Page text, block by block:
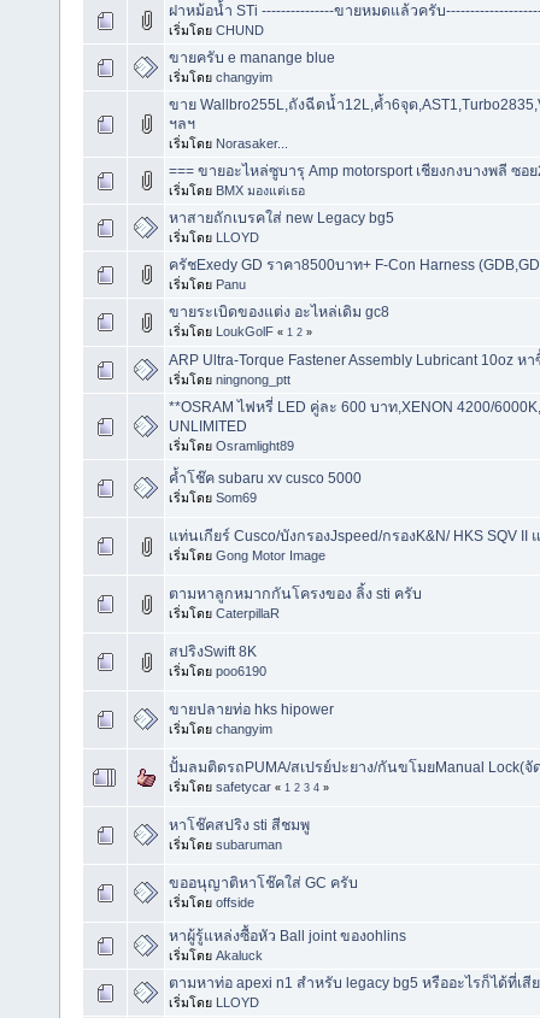
ฝาหม้อน้ำ STi ---------------ขายหมดแล้วครับ
เริ่มโดย CHUND
ขายครับ e manange blue
เริ่มโดย changyim
ขาย Wallbro255L,ถังฉีดน้ำ12L,ค้ำ6จุด
ฯลฯ
เริ่มโดย Norasaker...
=== ขายอะไหล่ซูบารุ Amp motorsport เชียงกงบางพลี ซอย
เริ่มโดย BMX มองแต่เธอ
หาสายถักเบรคใส่ new Legacy bg5
เริ่มโดย LLOYD
ครัชExedy GD ราคา8500บาท+ F-Con Harness
เริ่มโดย Panu
ขายระเบิดของแต่ง อะไหล่เดิม gc8
เริ่มโดย LoukGolF « 1 2 »
ARP Ultra-Torque Fastener Assembly Lubricant 10oz
เริ่มโดย ningnong_ptt
**OSRAM ไฟหรี่ LED คู่ละ 600 บาท,XENON 4200/
UNLIMITED
เริ่มโดย Osramlight89
ค้ำโช๊ค subaru xv cusco 5000
เริ่มโดย Som69
แท่นเกียร์ Cusco/บังกรองJspeed/กรองK&N/ HKS SQV II
เริ่มโดย Gong Motor Image
ตามหาลูกหมากกันโครงของ ลิ้ง sti ครับ
เริ่มโดย CaterpillaR
สปริงSwift 8K
เริ่มโดย poo6190
ขายปลายท่อ hks hipower
เริ่มโดย changyim
ปั้มลมติดรถPUMA/สเปรย์ปะยาง/กันขโมยManual Lock(จั
เริ่มโดย safetycar « 1 2 3 4 »
หาโช๊คสปริง sti สีชมพู
เริ่มโดย subaruman
ขออนุญาติหาโช๊คใส่ GC ครับ
เริ่มโดย offside
หาผู้รู้แหล่งซื้อหัว Ball joint ของohlins
เริ่มโดย Akaluck
ตามหาท่อ apexi n1 สำหรับ legacy bg5 หรืออะไรก็ได้ที่เสี
เริ่มโดย LLOYD